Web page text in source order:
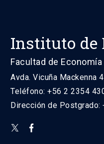
Instituto de
Facultad de
Avda. Vicuña Mackenna
Teléfono: +56 2 2354
Dirección de Postgrado: